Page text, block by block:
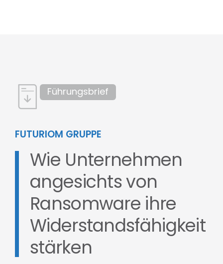
Führungsbrief
FUTURIOM GRUPPE
Wie Unternehmen
angesichts von
Ransomware ihre
Widerstandsfähigkeit
stärken